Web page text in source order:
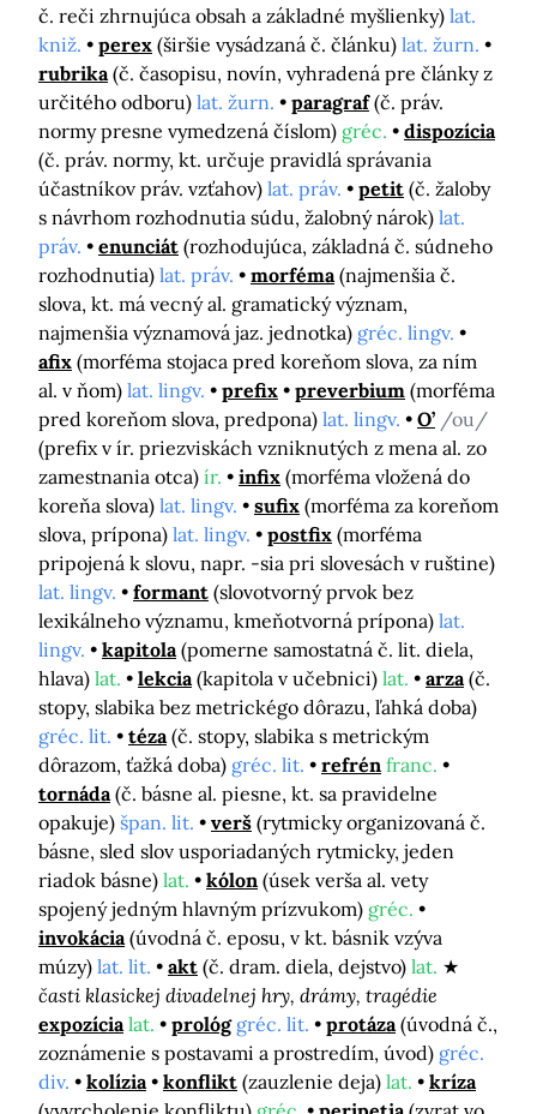
č. reči zhrnujúca obsah a základné myšlienky) lat.
kniž.
perex (širšie vysádzaná č. článku) lat. žurn.
rubrika (č. časopisu, novín, vyhradená pre články z
určitého odboru) lat. žurn. paragraf (č. práv.
normy presne vymedzená číslom) gréc.
dispozícia
(č. práv. normy, kt. určuje pravidlá správania
účastníkov práv. vzťahov) lat. práv. petit (č. žaloby
s návrhom rozhodnutia súdu, žalobný nárok) lat.
práv.
enunciát (rozhodujúca, základná č. súdneho
rozhodnutia) lat. práv. morféma (najmenšia č.
slova, kt. má vecný al. gramatický význam,
najmenšia významová jaz. jednotka) gréc. lingv.
afix (morféma stojaca pred koreňom slova, za ním
al. v ňom) lat. lingv. prefix preverbium (morféma
pred koreňom slova, predpona) lat. lingv. O’ /ou/
(prefix v ír. priezviskách vzniknutých z mena al. zo
zamestnania otca) ír. infix (morféma vložená do
koreňa slova) lat. lingv. sufix (morféma za koreňom
slova, prípona) lat. lingv. postfix (morféma
pripojená k slovu, napr. -sia pri slovesách v ruštine)
lat. lingv.
formant (slovotvorný prvok bez
lexikálneho významu, kmeňotvorná prípona) lat.
lingv.
kapitola (pomerne samostatná č. lit. diela,
hlava) lat. lekcia (kapitola v učebnici) lat. arza (č.
stopy, slabika bez metrickégo dôrazu, ľahká doba)
gréc. lit.
téza (č. stopy, slabika s metrickým
dôrazom, ťažká doba) gréc. lit. refrén franc.
tornáda (č. básne al. piesne, kt. sa pravidelne
opakuje) špan. lit. verš (rytmicky organizovaná č.
básne, sled slov usporiadaných rytmicky, jeden
riadok básne) lat. kólon (úsek verša al. vety
spojený jedným hlavným prízvukom) gréc.
invokácia (úvodná č. eposu, v kt. básnik vzýva
múzy) lat. lit. akt (č. dram. diela, dejstvo) lat.
časti klasickej divadelnej hry, drámy, tragédie
expozícia lat. prológ gréc. lit. protáza (úvodná č.,
zoznámenie s postavami a prostredím, úvod) gréc.
div.
kolízia konflikt (zauzlenie deja) lat.
kríza